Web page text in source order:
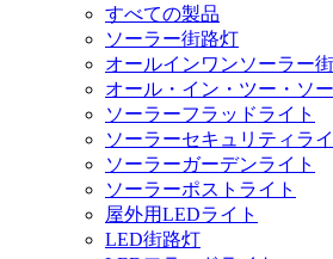
すべての製品
ソーラー街路灯
オールインワンソーラー
オール・イン・ツー・ソ
ソーラーフラッドライト
ソーラーセキュリティラ
ソーラーガーデンライト
ソーラーポストライト
屋外用LEDライト
LED街路灯